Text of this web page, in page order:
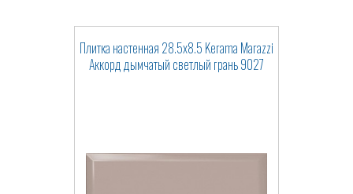
Плитка настенная 28.5x8.5 Kerama Marazzi
Аккорд дымчатый светлый грань 9027